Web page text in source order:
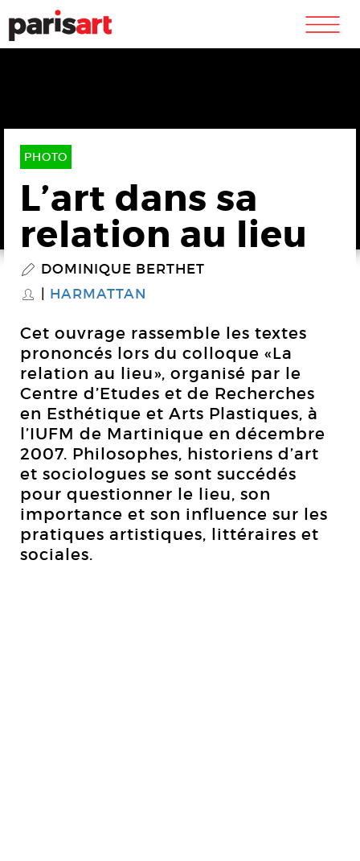
m
PHOTO
L’art dans sa
relation au lieu
P DOMINIQUE BERTHET
S HARMATTAN
Cet ouvrage rassemble les textes
prononcés lors du colloque «La
relation au lieu», organisé par le
Centre d’Etudes et de Recherches
en Esthétique et Arts Plastiques, à
l’IUFM de Martinique en décembre
2007. Philosophes, historiens d’art
et sociologues se sont succédés
pour questionner le lieu, son
importance et son influence sur les
pratiques artistiques, littéraires et
sociales.